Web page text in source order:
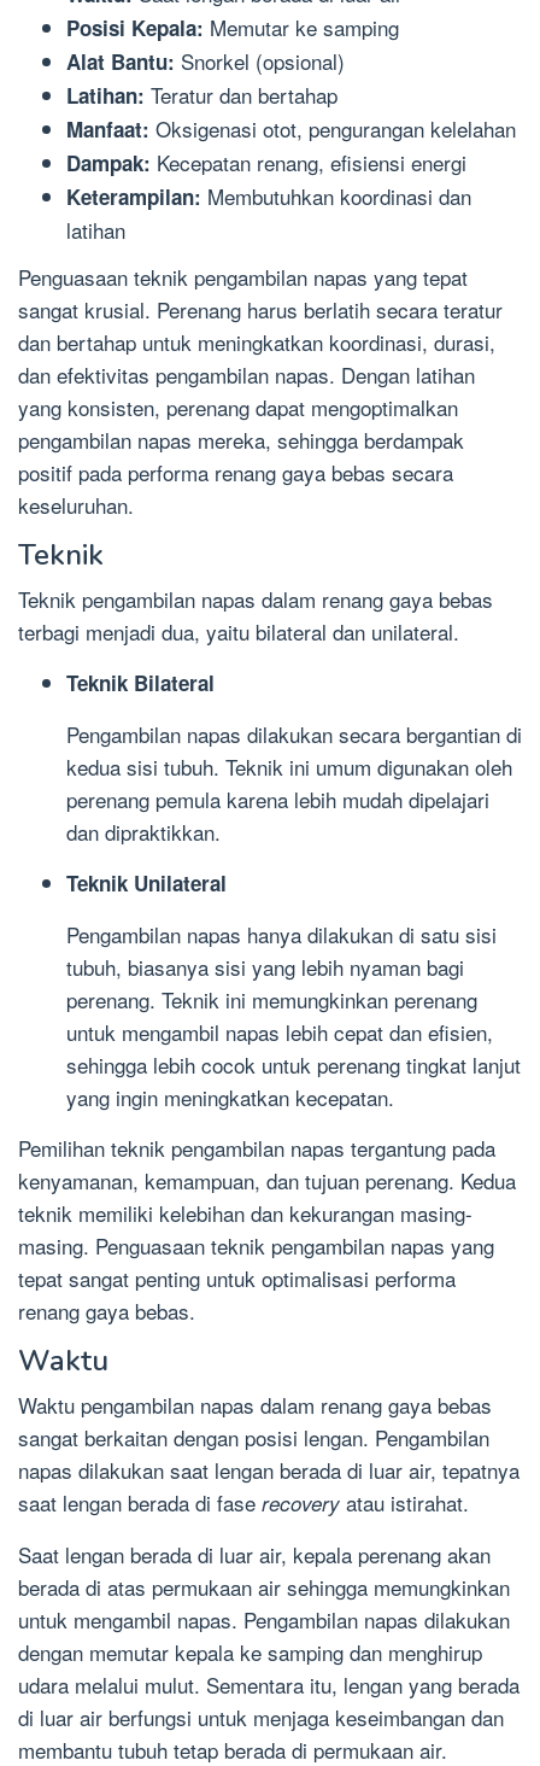
Posisi Kepala: Memutar ke samping
Alat Bantu: Snorkel (opsional)
Latihan: Teratur dan bertahap
Manfaat: Oksigenasi otot, pengurangan kelelahan
Dampak: Kecepatan renang, efisiensi energi
Keterampilan: Membutuhkan koordinasi dan
latihan
Penguasaan teknik pengambilan napas yang tepat
sangat krusial. Perenang harus berlatih secara teratur
dan bertahap untuk meningkatkan koordinasi, durasi,
dan efektivitas pengambilan napas. Dengan latihan
yang konsisten, perenang dapat mengoptimalkan
pengambilan napas mereka, sehingga berdampak
positif pada performa renang gaya bebas secara
keseluruhan.
Teknik
Teknik pengambilan napas dalam renang gaya bebas
terbagi menjadi dua, yaitu bilateral dan unilateral.
Teknik Bilateral
Pengambilan napas dilakukan secara bergantian di
kedua sisi tubuh. Teknik ini umum digunakan oleh
perenang pemula karena lebih mudah dipelajari
dan dipraktikkan.
Teknik Unilateral
Pengambilan napas hanya dilakukan di satu sisi
tubuh, biasanya sisi yang lebih nyaman bagi
perenang. Teknik ini memungkinkan perenang
untuk mengambil napas lebih cepat dan efisien,
sehingga lebih cocok untuk perenang tingkat lanjut
yang ingin meningkatkan kecepatan.
Pemilihan teknik pengambilan napas tergantung pada
kenyamanan, kemampuan, dan tujuan perenang. Kedua
teknik memiliki kelebihan dan kekurangan masing-
masing. Penguasaan teknik pengambilan napas yang
tepat sangat penting untuk optimalisasi performa
renang gaya bebas.
Waktu
Waktu pengambilan napas dalam renang gaya bebas
sangat berkaitan dengan posisi lengan. Pengambilan
napas dilakukan saat lengan berada di luar air, tepatnya
saat lengan berada di fase recovery atau istirahat.
Saat lengan berada di luar air, kepala perenang akan
berada di atas permukaan air sehingga memungkinkan
untuk mengambil napas. Pengambilan napas dilakukan
dengan memutar kepala ke samping dan menghirup
udara melalui mulut. Sementara itu, lengan yang berada
di luar air berfungsi untuk menjaga keseimbangan dan
membantu tubuh tetap berada di permukaan air.